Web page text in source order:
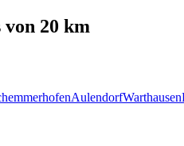
20 km
AulendorfWarthausen